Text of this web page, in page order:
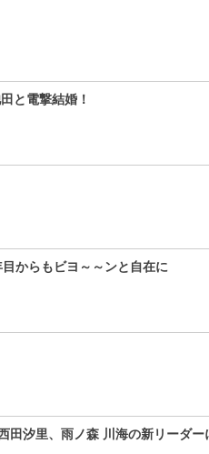
と電撃結婚！
からもビヨ～～ンと自在に
田汐里、雨ノ森 川海の新リーダー